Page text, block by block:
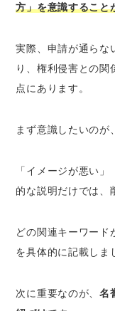
方」を意識すること
実際、申請が通らな
り、権利侵害との関
点にあります。
まず意識したいのが
「イメージが悪い
的な説明だけでは、
どの関連キーワード
を具体的に記載しま
次に重要なのが、名